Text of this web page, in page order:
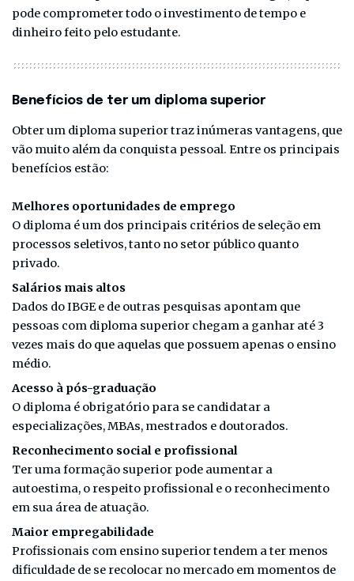
pode comprometer todo o investimento de tempo e
dinheiro feito pelo estudante.
Benefícios de ter um diploma superior
Obter um diploma superior traz inúmeras vantagens, que
vão muito além da conquista pessoal. Entre os principais
benefícios estão:
Melhores oportunidades de emprego
O diploma é um dos principais critérios de seleção em
processos seletivos, tanto no setor público quanto
privado.
Salários mais altos
Dados do IBGE e de outras pesquisas apontam que
pessoas com diploma superior chegam a ganhar até 3
vezes mais do que aquelas que possuem apenas o ensino
médio.
Acesso à pós-graduação
O diploma é obrigatório para se candidatar a
especializações, MBAs, mestrados e doutorados.
Reconhecimento social e profissional
Ter uma formação superior pode aumentar a
autoestima, o respeito profissional e o reconhecimento
em sua área de atuação.
Maior empregabilidade
Profissionais com ensino superior tendem a ter menos
dificuldade de se recolocar no mercado em momentos de